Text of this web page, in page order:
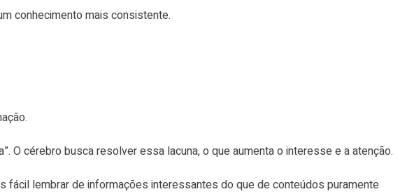
conhecimento mais consistente.
O cérebro busca resolver essa lacuna, o que aumenta o interesse e a atenção.
lembrar de informações interessantes do que de conteúdos puramente